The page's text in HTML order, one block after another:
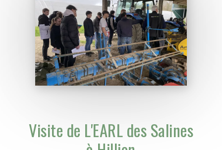
Visite de L'EARL des Salines